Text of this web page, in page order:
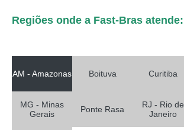
Regiões onde a Fast-Bras atende:
AM - Amazonas Boituva Curitiba
MG - Minas
Gerais
Ponte Rasa
RJ - Rio de
Janeiro